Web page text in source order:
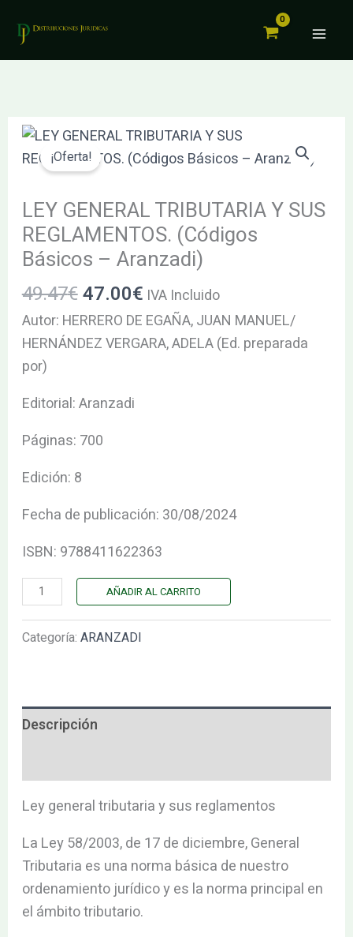
contenido
¡Oferta!
LEY GENERAL TRIBUTARIA Y SUS
REGLAMENTOS. (Códigos
Básicos – Aranzadi)
49.47€
El
precio
original
era:
49.47€.
47.00€
El
precio
es:
47.00€.
IVA Incluido
Autor: HERRERO DE EGAÑA, JUAN MANUEL/
HERNÁNDEZ VERGARA, ADELA (Ed. preparada
por)
Editorial: Aranzadi
Páginas: 700
Edición: 8
Fecha de publicación: 30/08/2024
ISBN: 9788411622363
LEY
GENERAL
TRIBUTARIA
Y
SUS
REGLAMENTOS.
(Códigos
Básicos
–
Aranzadi)
cantidad
AÑADIR AL CARRITO
Categoría: ARANZADI
Descripción
Ley general tributaria y sus reglamentos
La Ley 58/2003, de 17 de diciembre, General
Tributaria es una norma básica de nuestro
ordenamiento jurídico y es la norma principal en
el ámbito tributario.
Y
SUS
Básicos
Aranzadi)